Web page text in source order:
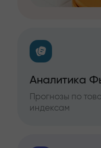
Аналитика
Прогнозы по
индексам